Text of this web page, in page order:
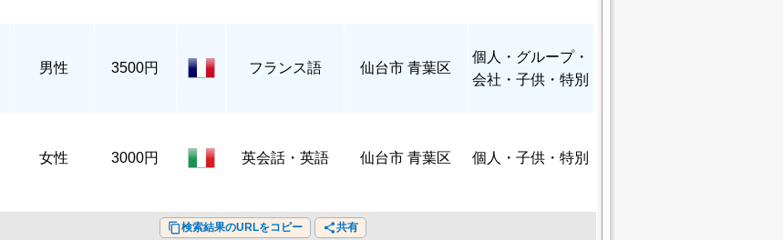
男性 3500円 フランス語 仙台市 青葉区
個人
・グループ・
会社・子供・特別
女性 3000円 英会話・英語 仙台市 青葉区 個人 ・子供・特別
content_copy検索結果のURLをコピー share共有